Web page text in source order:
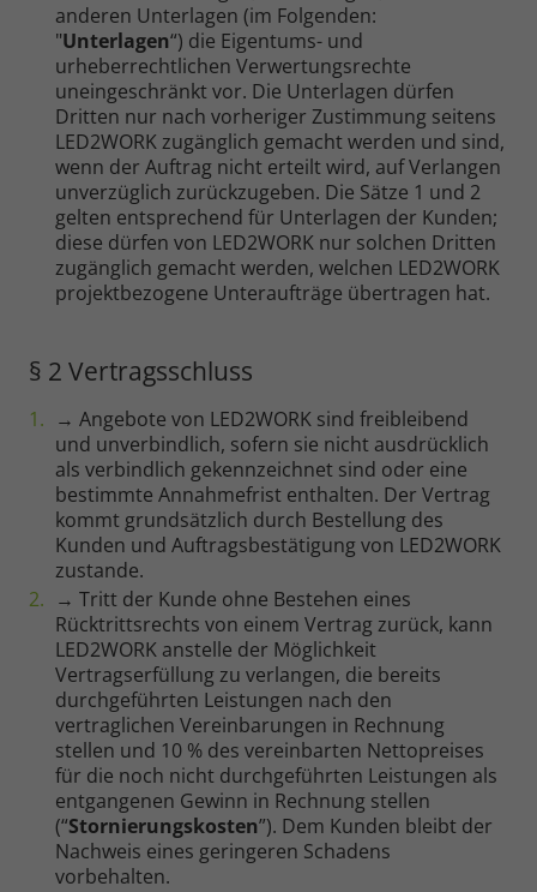
anderen Unterlagen (im Folgenden:
"Unterlagen“) die Eigentums- und
urheberrechtlichen Verwertungsrechte
uneingeschränkt vor. Die Unterlagen dürfen
Dritten nur nach vorheriger Zustimmung seitens
LED2WORK zugänglich gemacht werden und sind,
wenn der Auftrag nicht erteilt wird, auf Verlangen
unverzüglich zurückzugeben. Die Sätze 1 und 2
gelten entsprechend für Unterlagen der Kunden;
diese dürfen von LED2WORK nur solchen Dritten
zugänglich gemacht werden, welchen LED2WORK
projektbezogene Unteraufträge übertragen hat.
§ 2 Vertragsschluss
→ Angebote von LED2WORK sind freibleibend
und unverbindlich, sofern sie nicht ausdrücklich
als verbindlich gekennzeichnet sind oder eine
bestimmte Annahmefrist enthalten. Der Vertrag
kommt grundsätzlich durch Bestellung des
Kunden und Auftragsbestätigung von LED2WORK
zustande.
→ Tritt der Kunde ohne Bestehen eines
Rücktrittsrechts von einem Vertrag zurück, kann
LED2WORK anstelle der Möglichkeit
Vertragserfüllung zu verlangen, die bereits
durchgeführten Leistungen nach den
vertraglichen Vereinbarungen in Rechnung
stellen und 10 % des vereinbarten Nettopreises
für die noch nicht durchgeführten Leistungen als
entgangenen Gewinn in Rechnung stellen
(“Stornierungskosten”). Dem Kunden bleibt der
Nachweis eines geringeren Schadens
vorbehalten.